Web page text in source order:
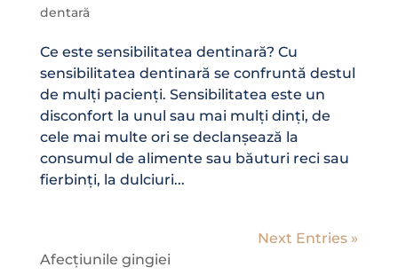
dentară
Ce este sensibilitatea dentinară? Cu
sensibilitatea dentinară se confruntă destul
de mulți pacienți. Sensibilitatea este un
disconfort la unul sau mai mulți dinți, de
cele mai multe ori se declanșează la
consumul de alimente sau băuturi reci sau
fierbinți, la dulciuri...
Next Entries »
Afecțiunile gingiei